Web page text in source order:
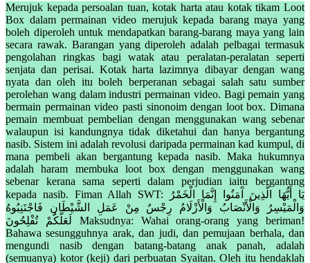
Merujuk kepada persoalan tuan, kotak harta atau kotak tikam Loot
Box dalam permainan video merujuk kepada barang maya yang
boleh diperoleh untuk mendapatkan barang-barang maya yang lain
secara rawak. Barangan yang diperoleh adalah pelbagai termasuk
pengolahan ringkas bagi watak atau peralatan-peralatan seperti
senjata dan perisai. Kotak harta lazimnya dibayar dengan wang
nyata dan oleh itu boleh berperanan sebagai salah satu sumber
perolehan wang dalam industri permainan video. Bagi pemain yang
bermain permainan video pasti sinonoim dengan loot box. Dimana
pemain membuat pembelian dengan menggunakan wang sebenar
walaupun isi kandungnya tidak diketahui dan hanya bergantung
nasib. Sistem ini adalah revolusi daripada permainan kad kumpul, di
mana pembeli akan bergantung kepada nasib. Maka hukumnya
adalah haram membuka loot box dengan menggunakan wang
sebenar kerana sama seperti dalam perjudian iaitu bergantung
kepada nasib. Fiman Allah SWT: يَا أَيُّهَا الَّذِينَ آَمَنُوا إِنَّمَا الْخَمْرُ
وَالْمَيْسِرُ وَالْأَنْصَابُ وَالْأَزْلَامُ رِجْسٌ مِنْ عَمَلِ الشَّيْطَانِ فَاجْتَنِبُوهُ
لَعَلَّكُمْ تُفْلِحُونَ Maksudnya: Wahai orang-orang yang beriman!
Bahawa sesungguhnya arak, dan judi, dan pemujaan berhala, dan
mengundi nasib dengan batang-batang anak panah, adalah
(semuanya) kotor (keji) dari perbuatan Syaitan. Oleh itu hendaklah